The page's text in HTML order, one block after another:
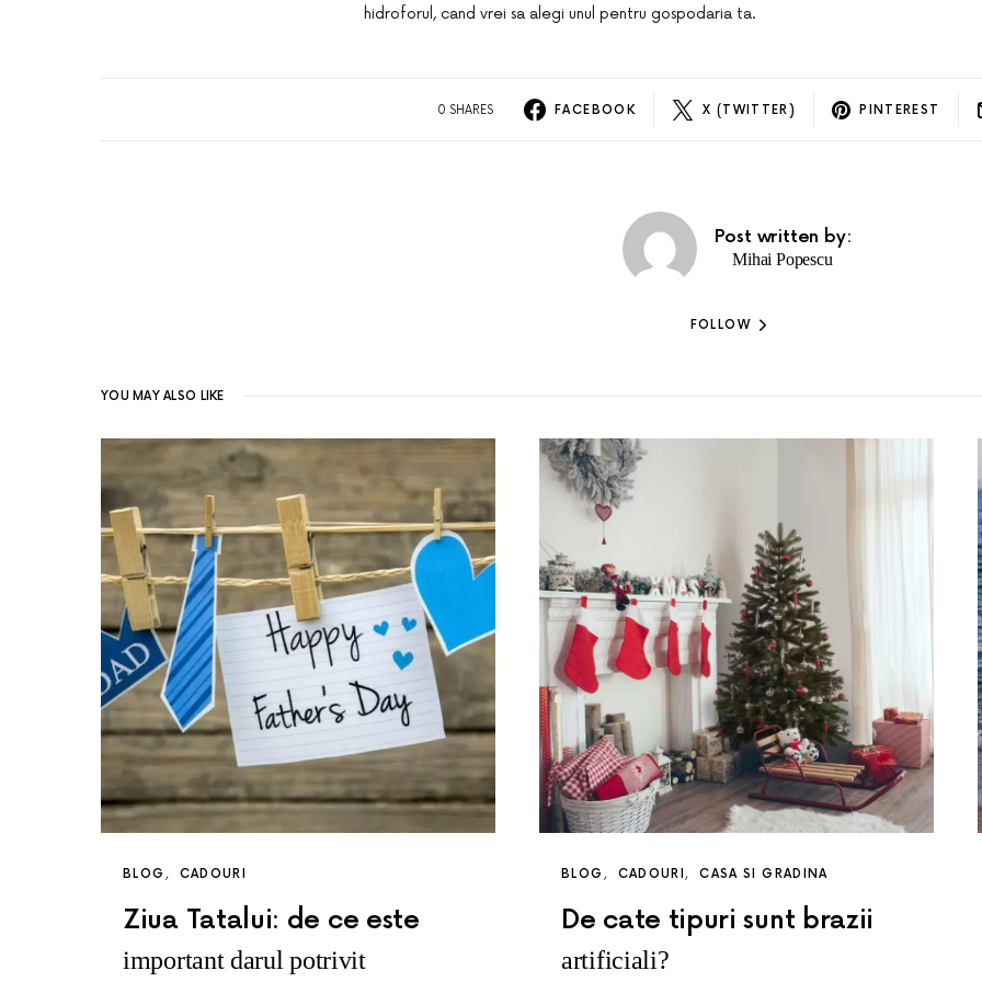
hidroforul, cand vrei sa alegi unul pentru gospodaria ta.
0 SHARES FACEBOOK X (TWITTER) PINTEREST
Post written by:
Mihai Popescu
FOLLOW
YOU MAY ALSO LIKE
BLOG CADOURI
Ziua Tatalui: de ce este
important darul potrivit
BLOG CADOURI CASA SI GRADINA
De cate tipuri sunt brazii
artificiali?